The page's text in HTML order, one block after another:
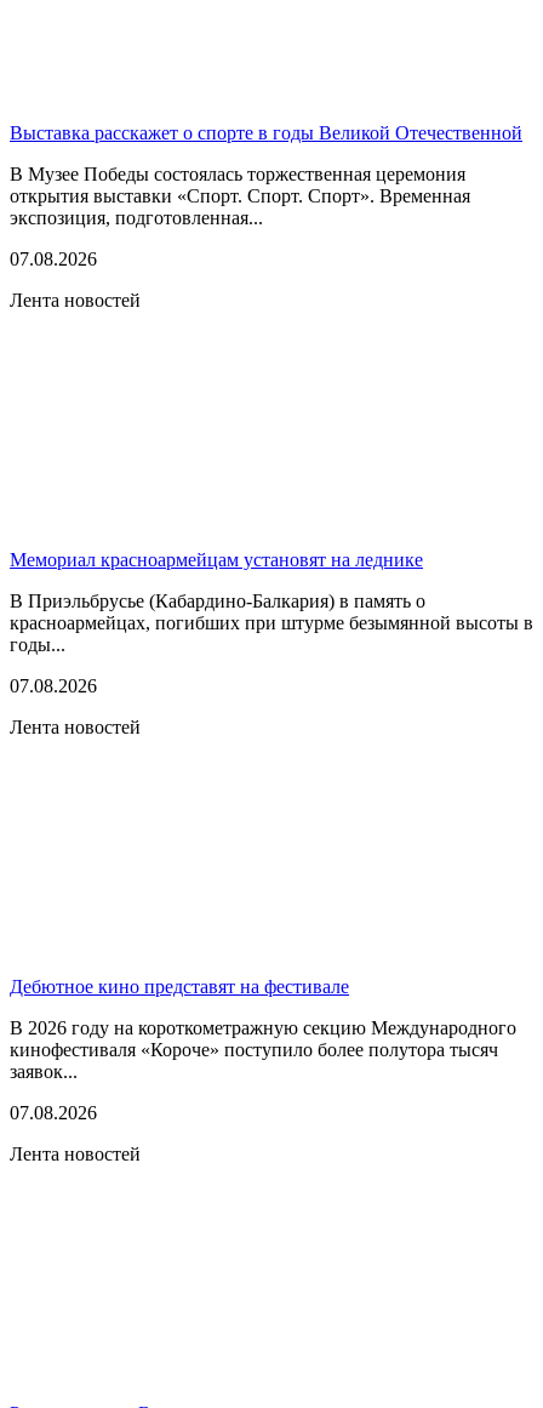
Выставка расскажет о спорте в годы Великой Отечественной
В Музее Победы состоялась торжественная церемония
открытия выставки «Спорт. Спорт. Спорт». Временная
экспозиция, подготовленная...
07.08.2026
Лента новостей
Мемориал красноармейцам установят на леднике
В Приэльбрусье (Кабардино-Балкария) в память о
красноармейцах, погибших при штурме безымянной высоты в
годы...
07.08.2026
Лента новостей
Дебютное кино представят на фестивале
В 2026 году на короткометражную секцию Международного
кинофестиваля «Короче» поступило более полутора тысяч
заявок...
07.08.2026
Лента новостей